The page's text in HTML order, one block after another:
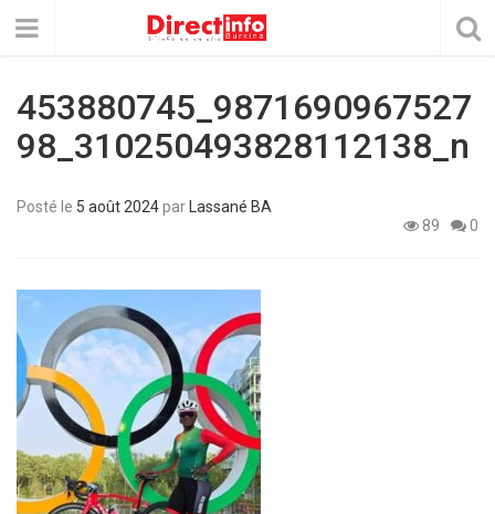
453880745_9871690967527
98_310250493828112138_n
Posté le 5 août 2024par
Lassané BA
89
0